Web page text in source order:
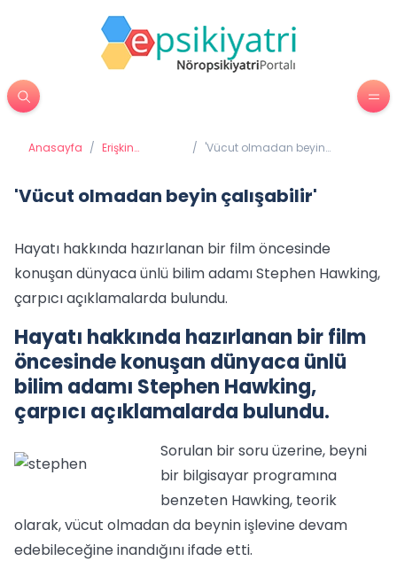
Anasayfa / Erişkin
/ 'Vücut olmadan beyin
'Vücut olmadan beyin çalışabilir'
Hayatı hakkında hazırlanan bir film öncesinde
konuşan dünyaca ünlü bilim adamı Stephen Hawking,
çarpıcı açıklamalarda bulundu.
Hayatı hakkında hazırlanan bir film
öncesinde konuşan dünyaca ünlü
bilim adamı Stephen Hawking,
çarpıcı açıklamalarda bulundu.
Sorulan bir soru üzerine, beyni
bir bilgisayar programına
benzeten Hawking, teorik
olarak, vücut olmadan da beynin işlevine devam
edebileceğine inandığını ifade etti.